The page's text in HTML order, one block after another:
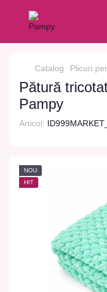
Catalog Plicuri
Pătură
Pampy
Articol:
NOU
HIT